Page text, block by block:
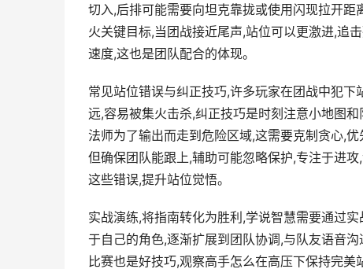
切入,后排可能需要向坦克靠拢或使用闪现拉开
火关键目标,当团战接近尾声,站位可以更激进,追
速度,这也是团队配合的体现。
常见站位错误与纠正技巧,许多玩家在团战中犯
远,容易被集火击杀,纠正技巧是时刻注意小地图
法师为了输出而走到危险区域,这需要克制贪心,
但确保团队能跟上,辅助可能忽略保护,专注于进
这些错误,提升站位觉悟。
实战演练,将指南转化为胜利,学说智慧需要通过
于自己的角色,逐渐扩展到团队协调,与队友语音
比赛也是好技巧,观察高手怎么在高压下保持完